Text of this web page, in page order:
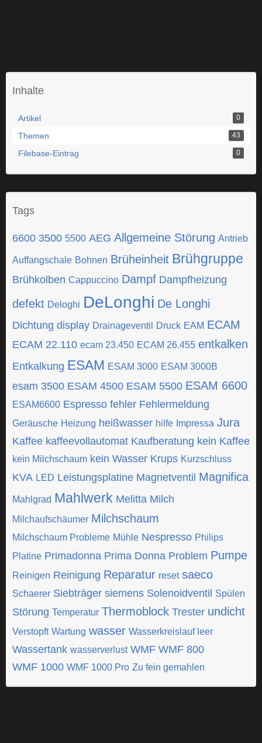
Inhalte
Artikel 0
Themen 43
Filebase-Eintrag 0
Tags
6600 3500 5500 AEG Allgemeine Störung Antrieb
Auffangschale Bohnen Brüheinheit Brühgruppe
Brühkolben Cappuccino Dampf Dampfheizung
defekt Deloghi DeLonghi De Longhi
Dichtung display Drainageventil Druck EAM ECAM
ECAM 22.110 ecam 23.450 ECAM 26.455 entkalken
Entkalkung ESAM ESAM 3000 ESAM 3000B
esam 3500 ESAM 4500 ESAM 5500 ESAM 6600
ESAM6600 Espresso fehler Fehlermeldung
Geräusche Heizung heißwasser hilfe Impressa Jura
Kaffee kaffeevollautomat Kaufberatung kein Kaffee
kein Milchschaum kein Wasser Krups Kurzschluss
KVA LED Leistungsplatine Magnetventil Magnifica
Mahlgrad Mahlwerk Melitta Milch
Milchaufschäumer Milchschaum
Milchschaum Probleme Mühle Nespresso Philips
Platine Primadonna Prima Donna Problem Pumpe
Reinigen Reinigung Reparatur reset saeco
Schaerer Siebträger siemens Solenoidventil Spülen
Störung Temperatur Thermoblock Trester undicht
Verstopft Wartung wasser Wasserkreislauf leer
Wassertank wasserverlust WMF WMF 800
WMF 1000 WMF 1000 Pro Zu fein gemahlen